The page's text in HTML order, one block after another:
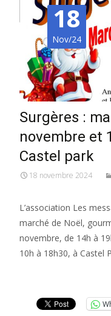
18
Nov/24
Surgères :
novembre et
Castel park
18 novembre 2024
L’association Les
marché de Noël,
novembre, de 14h à
10h à 18h30, à Castel